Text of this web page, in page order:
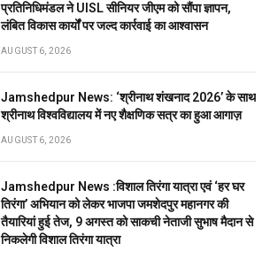
प्रतिनिधिमंडल ने UISL सीनियर जीएम को सौंपा ज्ञापन,
लंबित विकास कार्यों पर जल्द कार्रवाई का आश्वासन
AUGUST 6, 2026
Jamshedpur News: ‘श्रीनाथ शंखनाद 2026’ के साथ
श्रीनाथ विश्वविद्यालय में नए शैक्षणिक सत्र का हुआ आगाज़
AUGUST 6, 2026
Jamshedpur News :विशाल तिरंगा यात्रा एवं ‘हर घर
तिरंगा’ अभियान को लेकर भाजपा जमशेदपुर महानगर की
तैयारियां हुई तेज, 9 अगस्त को साकची नेताजी सुभाष मैदान से
निकलेगी विशाल तिरंगा यात्रा